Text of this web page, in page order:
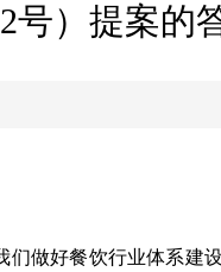
号）提案的
做好餐饮行业体系建